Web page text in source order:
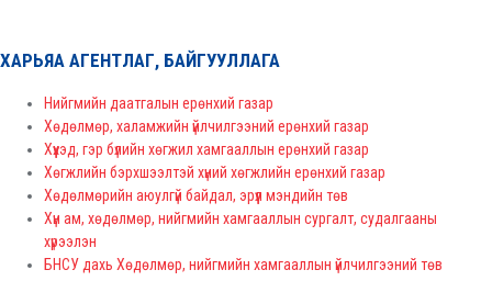
ХАРЬЯА АГЕНТЛАГ, БАЙГУУЛЛАГА
Нийгмийн даатгалын ерөнхий газар
Хөдөлмөр, халамжийн үйлчилгээний ерөнхий газар
Хүүхэд, гэр бүлийн хөгжил хамгааллын ерөнхий газар
Хөгжлийн бэрхшээлтэй хүний хөгжлийн ерөнхий газар
Хөдөлмөрийн аюулгүй байдал, эрүүл мэндийн төв
Хүн ам, хөдөлмөр, нийгмийн хамгааллын сургалт, судалгааны
хүрээлэн
БНСУ дахь Хөдөлмөр, нийгмийн хамгааллын үйлчилгээний төв